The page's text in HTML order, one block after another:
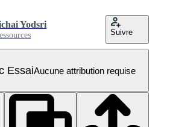
Yodsri
Suivre
EssaiAucune attribution requise